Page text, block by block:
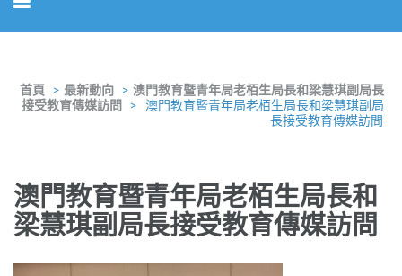
首頁 > 最新動向 > 澳門教育暨青年局老栢生局長和梁慧琪副局長
接受教育傳媒訪問
> 澳門教育暨青年局老栢生局長和梁慧琪副局
長接受教育傳媒訪問
澳門教育暨青年局老栢生局長和
梁慧琪副局長接受教育傳媒訪問